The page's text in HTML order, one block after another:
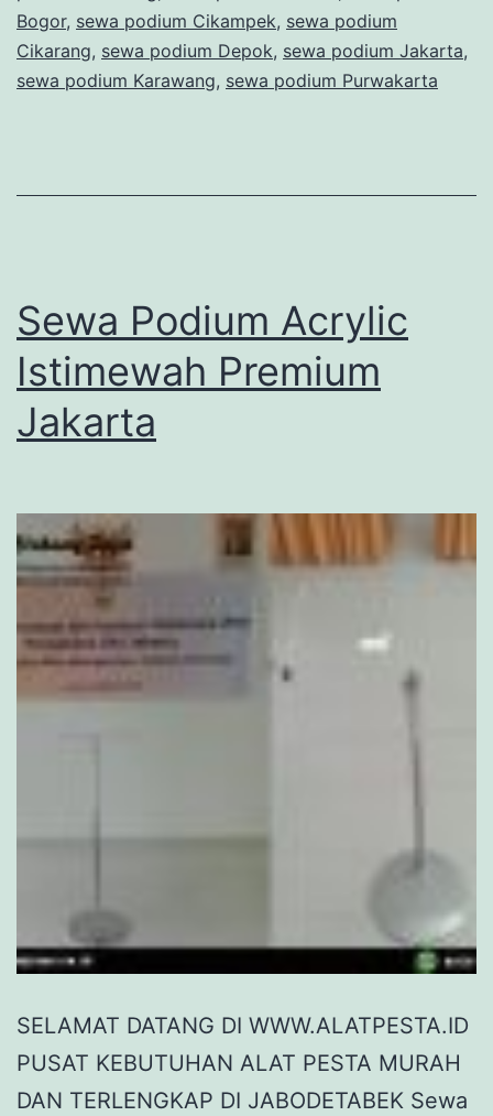
Bogor, sewa podium Cikampek, sewa podium
Cikarang, sewa podium Depok, sewa podium Jakarta,
sewa podium Karawang, sewa podium Purwakarta
Sewa Podium Acrylic
Istimewah Premium
Jakarta
SELAMAT DATANG DI WWW.ALATPESTA.ID
PUSAT KEBUTUHAN ALAT PESTA MURAH
DAN TERLENGKAP DI JABODETABEK Sewa